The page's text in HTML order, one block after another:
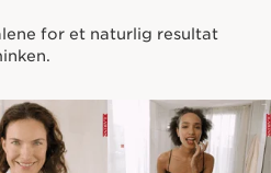
for et naturlig resultat